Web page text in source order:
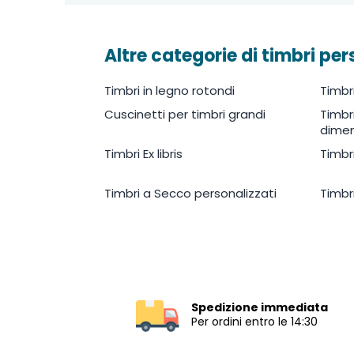
Altre categorie di timbri
Timbri in legno rotondi
Cuscinetti per timbri grandi
Timbri Ex libris
Timbri a Secco personalizzati
Spedizione immediata
Per ordini entro le 14:30